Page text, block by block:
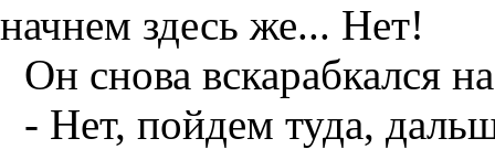
начнем здесь же... Нет!
Он снова вскарабкался
- Нет, пойдем туда,